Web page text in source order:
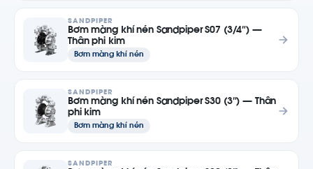
SANDPIPER
Bơm màng khí nén Sandpiper S07 (3/4″) —
Thân phi kim
Bơm màng khí nén
SANDPIPER
Bơm màng khí nén Sandpiper S30 (3″) — Thân
phi kim
Bơm màng khí nén
SANDPIPER